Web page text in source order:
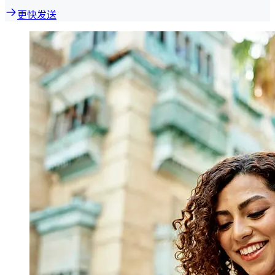
更快发送